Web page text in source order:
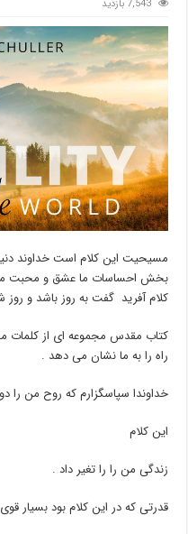
7,543 بازدید
مسیحیت این کلام است خداوند
بخش احساسات ما عشق و محبت ما
کلام آفرید گفت به روز باشد و
کتاب مقدس مجموعه ای از کلمات
راه را به ما نشان می دهد .
خداوندا سپاسگزارم که روح من را
این کلام
زندگی من را را تغیر داد .
قدرتی که در این کلام بود بسیار